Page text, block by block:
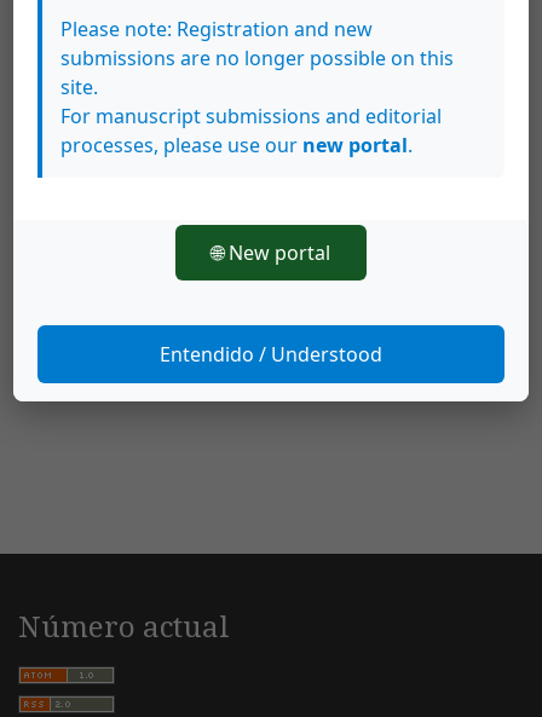
Artículos más leídos del mismo autor/a
metáfora de la identidad urbana
contemporánea en el el texto "Encierro y
divagación en tres espacios y un anexo" de
Número actual
Please note: Registration and new
submissions are no longer possible on this
site.
For manuscript submissions and editorial
processes, please use our new portal.
🌐 New portal
Entendido / Understood